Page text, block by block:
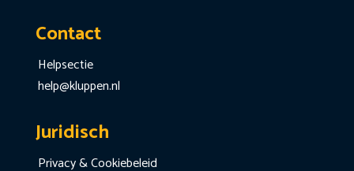
Contact
Helpsectie
help@kluppen.nl
Juridisch
Privacy & Cookiebeleid